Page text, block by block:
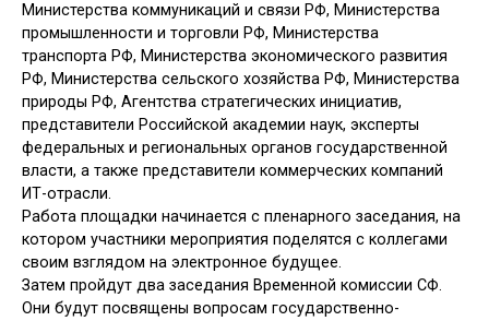
Министерства коммуникаций и связи РФ, Министерства
промышленности и торговли РФ, Министерства
транспорта РФ, Министерства экономического развития
РФ, Министерства сельского хозяйства РФ, Министерства
природы РФ, Агентства стратегических инициатив,
представители Российской академии наук, эксперты
федеральных и региональных органов государственной
власти, а также представители коммерческих компаний
ИТ-отрасли.
Работа площадки начинается с пленарного заседания, на
котором участники мероприятия поделятся с коллегами
своим взглядом на электронное будущее.
Затем пройдут два заседания Временной комиссии СФ.
Они будут посвящены вопросам государственно-